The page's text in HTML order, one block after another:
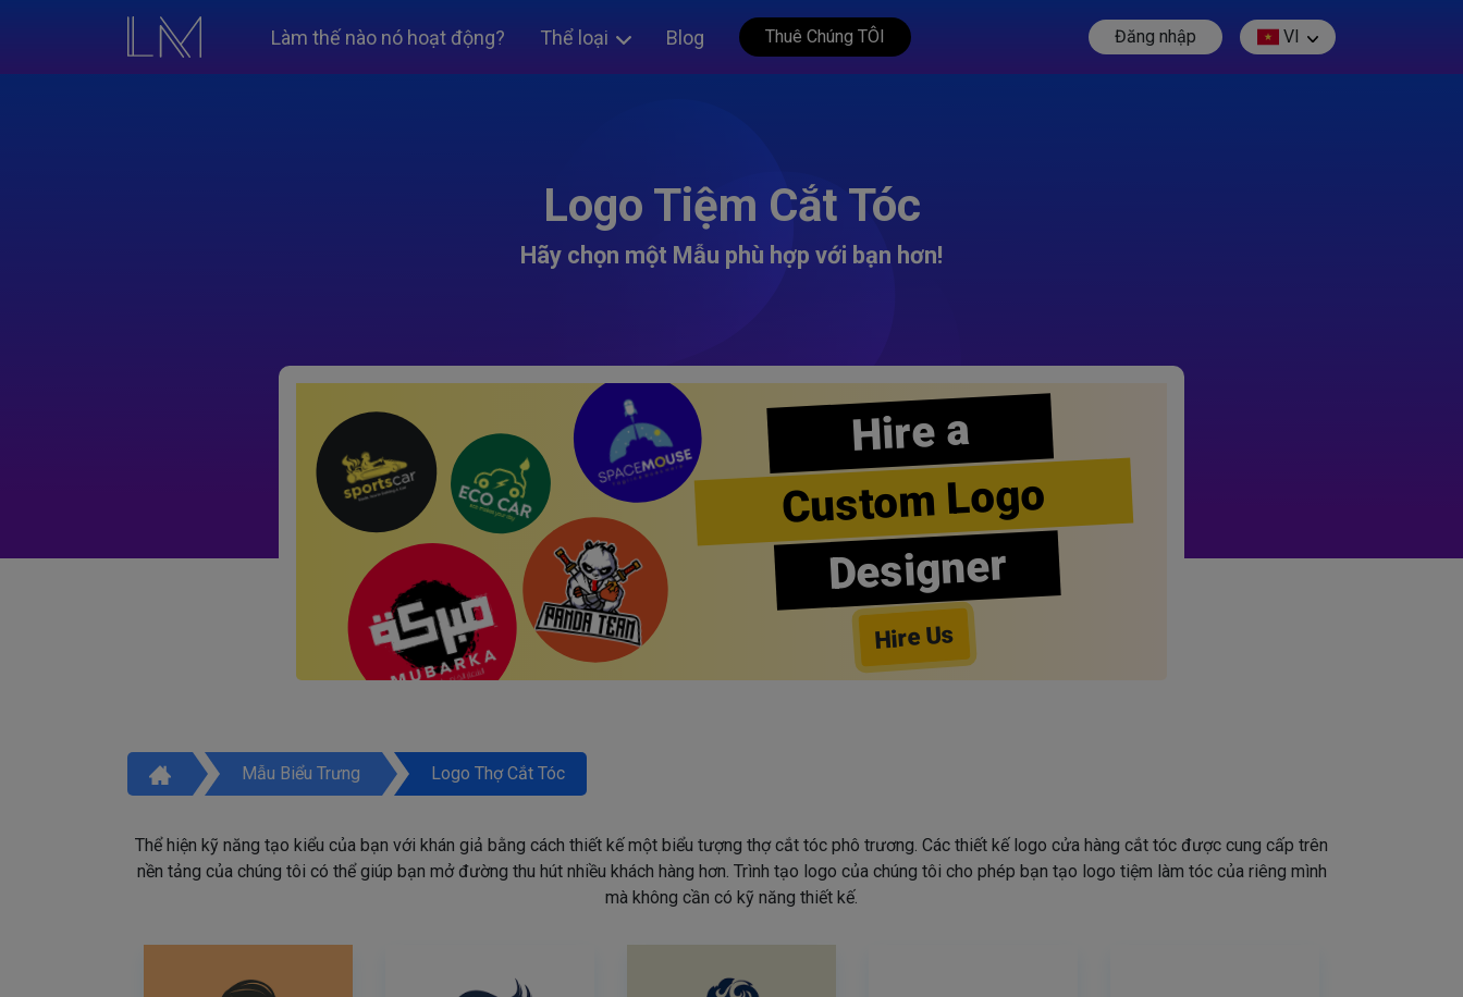
Làm thế nào nó hoạt động? Thể loại Blog Thuê Chúng TÔI Đăng nhập VI
Logo Tiệm Cắt Tóc
Hãy chọn một Mẫu phù hợp với bạn hơn!
Hire a
Custom Logo
Designer
Hire Us
Mẫu Biểu Trưng Logo Thợ Cắt Tóc
Thể hiện kỹ năng tạo kiểu của bạn với khán giả bằng cách thiết kế một biểu tượng thợ cắt tóc phô trương. Các thiết kế logo cửa hàng cắt tóc được cung cấp trên
nền tảng của chúng tôi có thể giúp bạn mở đường thu hút nhiều khách hàng hơn. Trình tạo logo của chúng tôi cho phép bạn tạo logo tiệm làm tóc của riêng mình
mà không cần có kỹ năng thiết kế.